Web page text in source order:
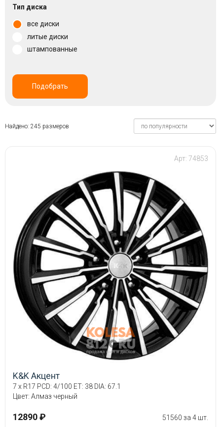
Пн-
Вс:
Тип диска
все диски
литые диски
штампованные
Подобрать
Найдено: 245 размеров
Арт: 74853
K&K Акцент
7 x R17 PCD: 4/100 ET: 38 DIA: 67.1
Цвет: Алмаз черный
12890 ₽ 51560 за 4 шт.